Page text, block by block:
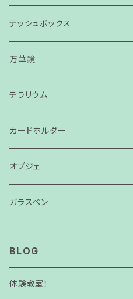
スモールパネル
テッシュボックス
万華鏡
テラリウム
カードホルダー
オブジェ
ガラスペン
BLOG
体験教室！